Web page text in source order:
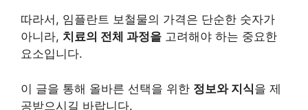
따라서, 임플란트 보철물의 가격은 단순한 숫자가
아니라, 치료의 전체 과정을 고려해야 하는 중요한
요소입니다.
이 글을 통해 올바른 선택을 위한 정보와 지식을 제
공받으시길 바랍니다.